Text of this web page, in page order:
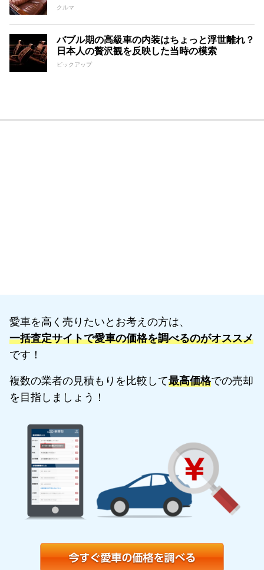
クルマ
バブル期の高級車の内装はちょっと浮世離れ？
日本人の贅沢観を反映した当時の模索
ピックアップ
愛車を高く売りたいとお考えの方は、
一括査定サイトで愛車の価格を調べるのがオススメ
です！
複数の業者の見積もりを比較して最高価格での売却
を目指しましょう！